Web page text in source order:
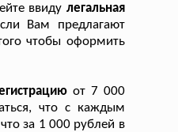
ввиду легальная
Вам предлагают
чтобы оформить
от 7 000
что с каждым
за 1 000 рублей в